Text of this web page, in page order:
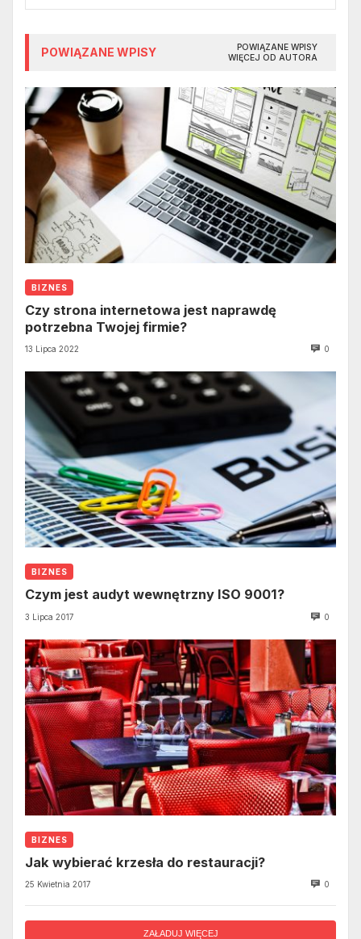
POWIĄZANE WPISY
POWIĄZANE WPISY
WIĘCEJ OD AUTORA
BIZNES
Czy strona internetowa jest naprawdę
potrzebna Twojej firmie?
13 Lipca 2022 0
BIZNES
Czym jest audyt wewnętrzny ISO 9001?
3 Lipca 2017 0
BIZNES
Jak wybierać krzesła do restauracji?
25 Kwietnia 2017 0
ZAŁADUJ WIĘCEJ